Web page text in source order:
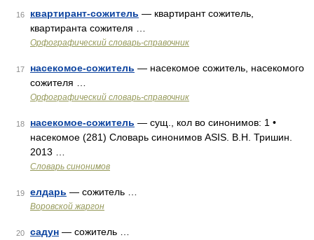
16 квартирант-сожитель — квартирант сожитель,
квартиранта сожителя …
Орфографический словарь-справочник
17 насекомое-сожитель — насекомое сожитель, насекомого
сожителя …
Орфографический словарь-справочник
18 насекомое-сожитель — сущ., кол во синонимов: 1 •
насекомое (281) Словарь синонимов ASIS. В.Н. Тришин.
2013 …
Словарь синонимов
19 елдарь — сожитель …
Воровской жаргон
20 садун — сожитель …